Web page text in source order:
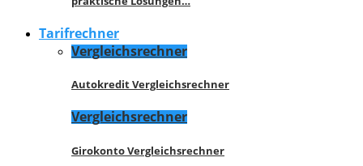
Tarifrechner
Vergleichsrechner
Autokredit Vergleichsrechner
Vergleichsrechner
Girokonto Vergleichsrechner